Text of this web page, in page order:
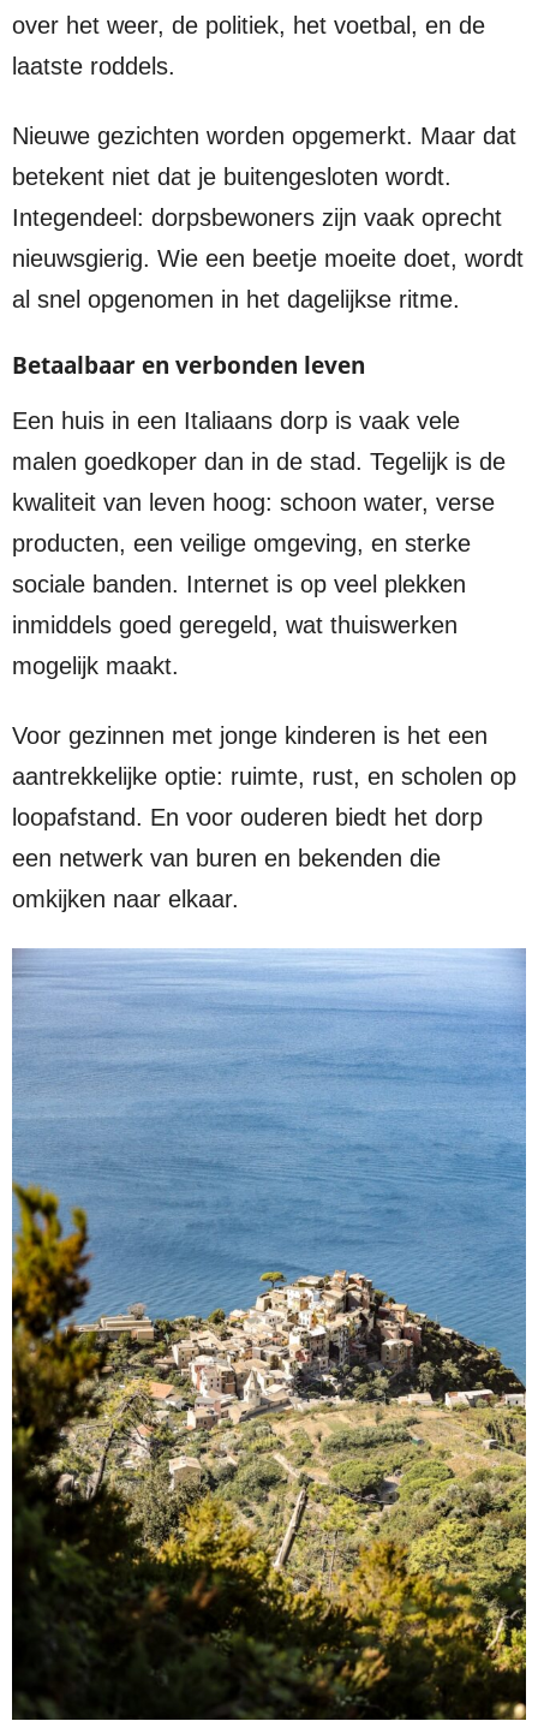
over het weer, de politiek, het voetbal, en de
laatste roddels.
Nieuwe gezichten worden opgemerkt. Maar dat
betekent niet dat je buitengesloten wordt.
Integendeel: dorpsbewoners zijn vaak oprecht
nieuwsgierig. Wie een beetje moeite doet, wordt
al snel opgenomen in het dagelijkse ritme.
Betaalbaar en verbonden leven
Een huis in een Italiaans dorp is vaak vele
malen goedkoper dan in de stad. Tegelijk is de
kwaliteit van leven hoog: schoon water, verse
producten, een veilige omgeving, en sterke
sociale banden. Internet is op veel plekken
inmiddels goed geregeld, wat thuiswerken
mogelijk maakt.
Voor gezinnen met jonge kinderen is het een
aantrekkelijke optie: ruimte, rust, en scholen op
loopafstand. En voor ouderen biedt het dorp
een netwerk van buren en bekenden die
omkijken naar elkaar.